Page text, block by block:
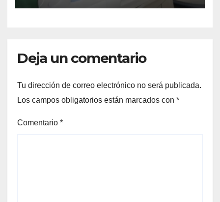
Deja un comentario
Tu dirección de correo electrónico no será publicada.
Los campos obligatorios están marcados con *
Comentario *